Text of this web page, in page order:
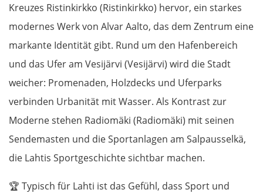
Kreuzes Ristinkirkko (Ristinkirkko) hervor, ein starkes
modernes Werk von Alvar Aalto, das dem Zentrum eine
markante Identität gibt. Rund um den Hafenbereich
und das Ufer am Vesijärvi (Vesijärvi) wird die Stadt
weicher: Promenaden, Holzdecks und Uferparks
verbinden Urbanität mit Wasser. Als Kontrast zur
Moderne stehen Radiomäki (Radiomäki) mit seinen
Sendemasten und die Sportanlagen am Salpausselkä,
die Lahtis Sportgeschichte sichtbar machen.
🏆 Typisch für Lahti ist das Gefühl, dass Sport und
Żyrardów
Turek
Posen
Schwiebus